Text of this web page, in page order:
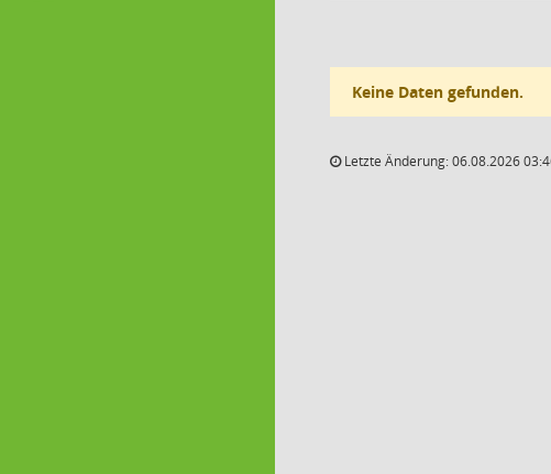
Keine Daten gefunden.
Letzte Änderung: 06.08.2026